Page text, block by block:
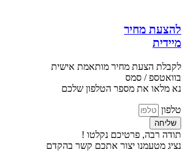
להצעת מחיר
מיידית
לקבלת הצעת מחיר מותאמת אישית
בוואטספ / סמס
נא מלאו את מספר הטלפון שלכם
טלפון
שליחה
תודה רבה, פרטיכם נקלטו !
נציג מטעמנו יצור אתכם קשר בהקדם